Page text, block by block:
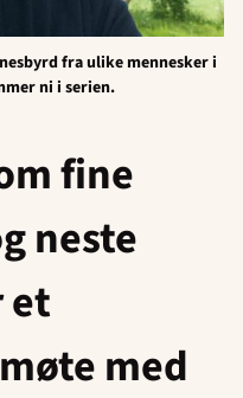
fra ulike mennesker i
ni i serien.
fine
neste
et
med